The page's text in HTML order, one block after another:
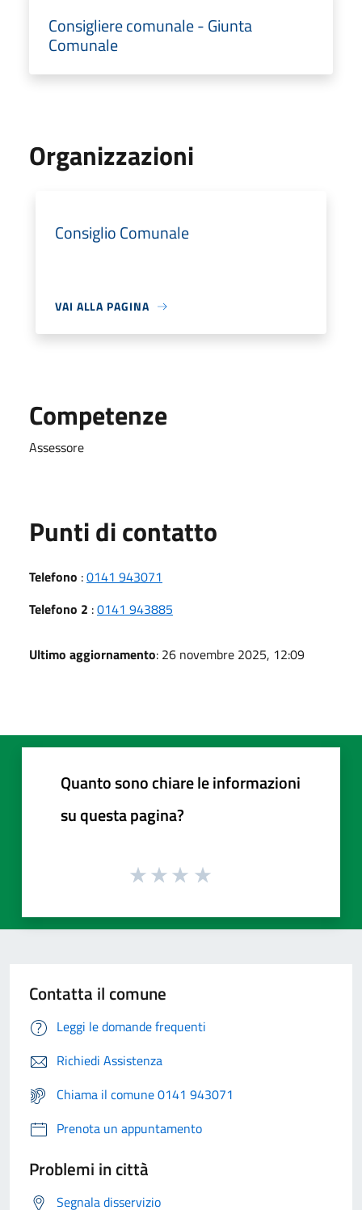
Consigliere comunale - Giunta
Comunale
Organizzazioni
Consiglio Comunale
VAI ALLA PAGINA
Competenze
Assessore
Punti di contatto
Telefono :0141 943071
Telefono 2 :0141 943885
Ultimo aggiornamento: 26 novembre 2025, 12:09
Quanto sono chiare le informazioni
su questa pagina?
Contatta il comune
Leggi le domande frequenti
Richiedi Assistenza
Chiama il comune 0141 943071
Prenota un appuntamento
Problemi in città
Segnala disservizio